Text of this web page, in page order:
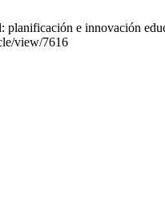
e innovación
view/7616